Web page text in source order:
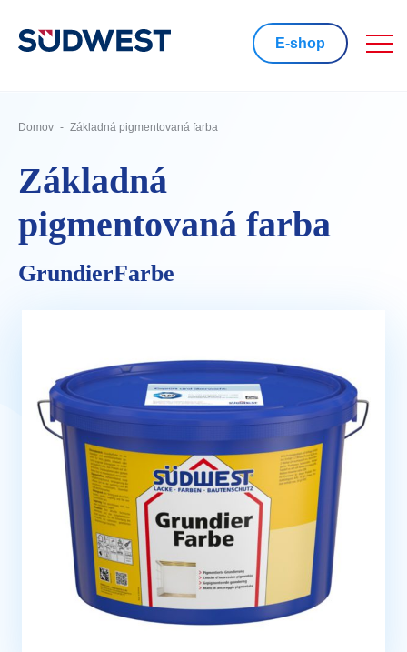
E-shop
Domov Základná pigmentovaná farba
Základná
pigmentovaná farba
GrundierFarbe